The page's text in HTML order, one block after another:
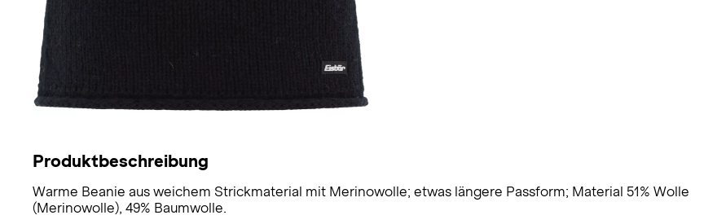
Produktbeschreibung
Warme Beanie aus weichem Strickmaterial mit Merinowolle; etwas längere Passform; Material 51% Wolle
(Merinowolle), 49% Baumwolle.